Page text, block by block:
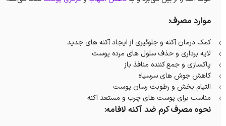
موارد مصرف:
کمک درمان آکنه و جلوگیری از ایجاد آکنه های جدید
لایه برداری و حذف سلول های مرده پوست
پاکسازی و جمع کننده منافذ باز
کاهش جوش های سرسیاه
التیام بخش و رطوبت رسان پوست
مناسب برای پوست های چرب و مستعد آکنه
نحوه مصرف کرم ضد آکنه لافامه: